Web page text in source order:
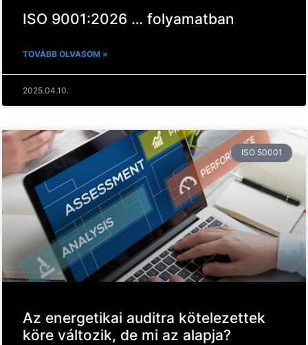
ISO 9001:2026 … folyamatban
TOVÁBB OLVASOM »
2025.04.10.
ISO 50001
Az energetikai auditra kötelezettek
köre változik, de mi az alapja?